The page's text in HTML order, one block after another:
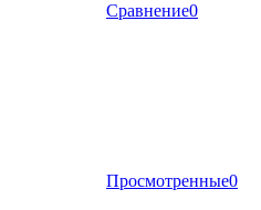
Сравнение0
Просмотренные0